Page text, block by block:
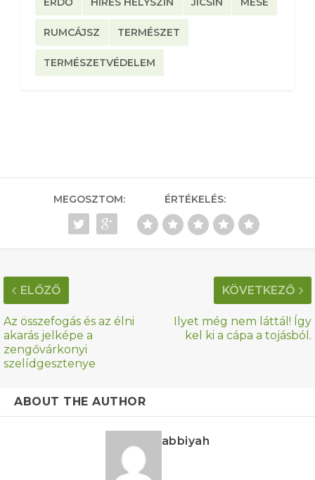
RUMCÁJSZ TERMÉSZET
TERMÉSZETVÉDELEM
MEGOSZTOM: ÉRTÉKELÉS:
ELŐZŐ
Az összefogás és az élni
akarás jelképe a
zengővárkonyi
szelídgesztenye
KÖVETKEZŐ
Ilyet még nem láttál! Így
kel ki a cápa a tojásból.
ABOUT THE AUTHOR
abbiyah